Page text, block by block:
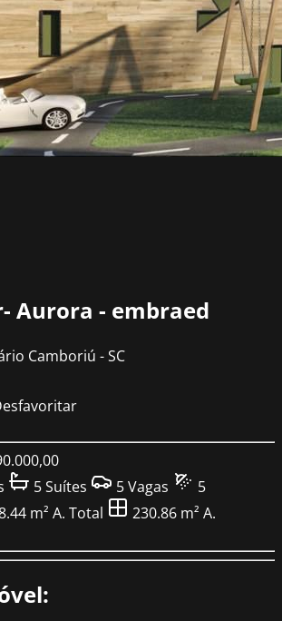
Aurora - embraed
Camboriú - SC
5Suítes 5Vagas
5
m² A. Total 230.86 m² A.